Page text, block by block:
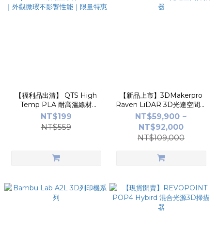
【福利品出清】 QTS High
Temp PLA 耐高溫線材
1.75mm｜外觀微瑕不影響性
能｜限量特惠
NT$199
NT$559
【新品上市】3DMakerpro
Raven LiDAR 3D光達空間掃
描器
NT$59,900 ~
NT$92,000
NT$109,000